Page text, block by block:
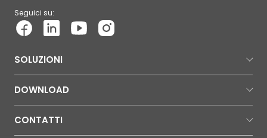
Seguici su:
SOLUZIONI
DOWNLOAD
CONTATTI